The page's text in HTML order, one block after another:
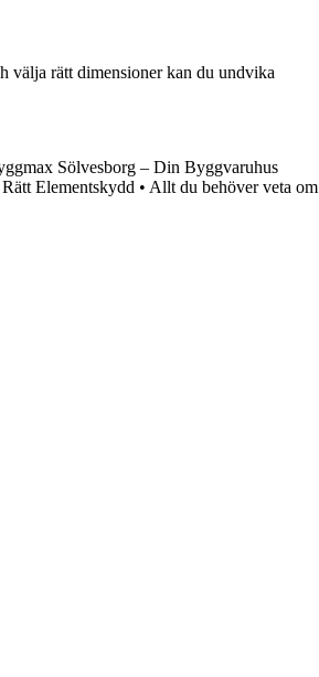
välja rätt dimensioner kan du undvika
Sölvesborg – Din Byggvaruhus
Elementskydd • Allt du behöver veta om